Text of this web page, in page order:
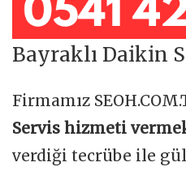
Bayraklı Daikin
Firmamız
Servis hizmeti
verdiği tecrübe ile